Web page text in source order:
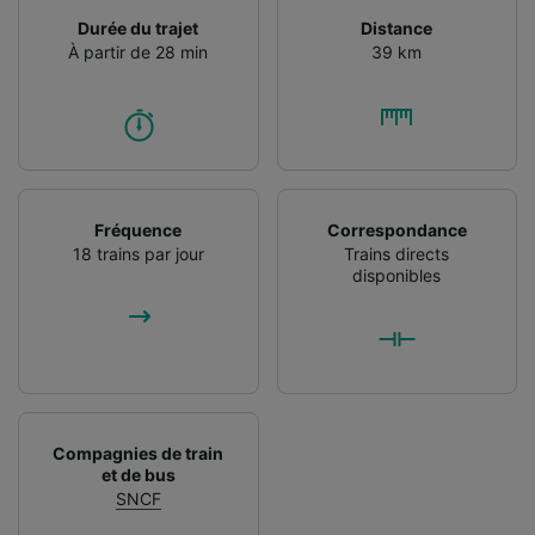
Durée du trajet
À partir de 28 min
Distance
39 km
Fréquence
18 trains par jour
Correspondance
Trains directs
disponibles
Compagnies de train
et de bus
SNCF